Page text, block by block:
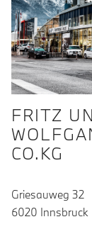
FRITZ
CO.KG
Griesauweg 32
6020 Innsbruck